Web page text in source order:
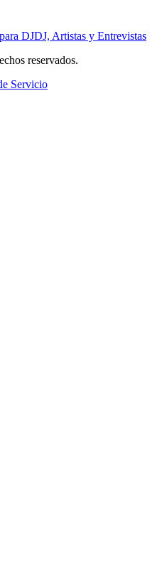
DJDJ, Artistas y Entrevistas
reservados.
Servicio